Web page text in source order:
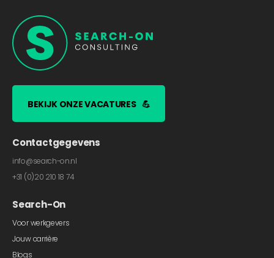
BEKIJK ONZE VACATURES 💪
Contactgegevens
info@search-on.nl
+31 (0)20 210 18 74
Search-On
Voor werkgevers
Jouw carrière
Blogs